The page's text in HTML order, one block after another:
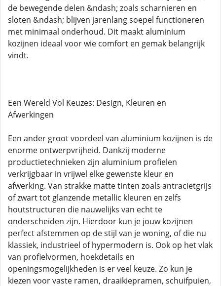
de bewegende delen &ndash; zoals scharnieren en
sloten &ndash; blijven jarenlang soepel functioneren
met minimaal onderhoud. Dit maakt aluminium
kozijnen ideaal voor wie comfort en gemak belangrijk
vindt.
Een Wereld Vol Keuzes: Design, Kleuren en
Afwerkingen
Een ander groot voordeel van aluminium kozijnen is de
enorme ontwerpvrijheid. Dankzij moderne
productietechnieken zijn aluminium profielen
verkrijgbaar in vrijwel elke gewenste kleur en
afwerking. Van strakke matte tinten zoals antracietgrijs
of zwart tot glanzende metallic kleuren en zelfs
houtstructuren die nauwelijks van echt te
onderscheiden zijn. Hierdoor kun je jouw kozijnen
perfect afstemmen op de stijl van je woning, of die nu
klassiek, industrieel of hypermodern is. Ook op het vlak
van profielvormen, hoekdetails en
openingsmogelijkheden is er veel keuze. Zo kun je
kiezen voor vaste ramen, draaikiepramen, schuifpuien,